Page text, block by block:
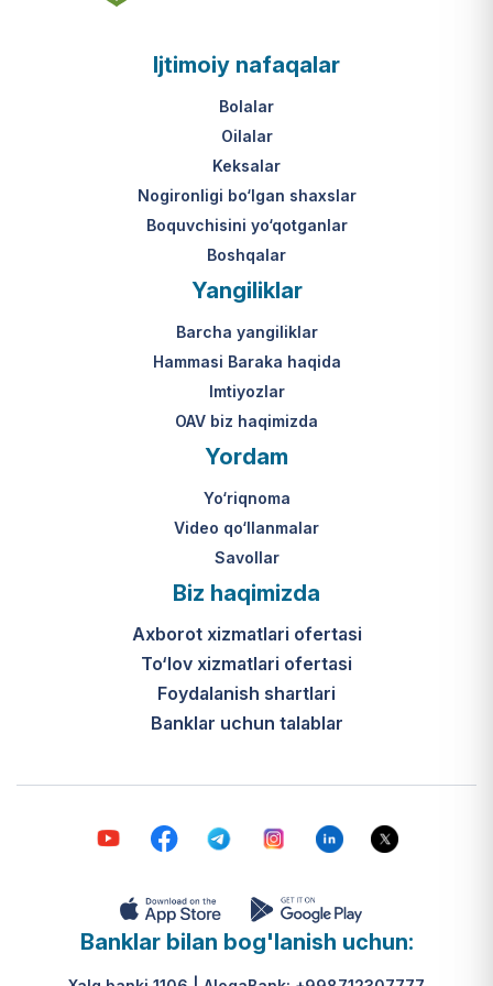
asosi nima?
(1-ilova, 6-band "j" va "l" kichik
jumladan, vasiylik, homiylik yoki
Ushbu xizmatning huquqiy
O‘zbekiston Respublikasi VMQ-893
hamda amaldagi imtiyozlar
to‘g‘risidagi qonunchilik.
Ijtimoiy nafaqalar
Bolalar
Oilalar
Keksalar
Nogironligi bo‘lgan shaxslar
Boquvchisini yo‘qotganlar
Boshqalar
Yangiliklar
Barcha yangiliklar
Hammasi Baraka haqida
Imtiyozlar
OAV biz haqimizda
Yordam
Yo‘riqnoma
Video qo‘llanmalar
Savollar
Biz haqimizda
Axborot xizmatlari ofertasi
To‘lov xizmatlari ofertasi
Foydalanish shartlari
Banklar uchun talablar
Banklar bilan bog'lanish uchun: